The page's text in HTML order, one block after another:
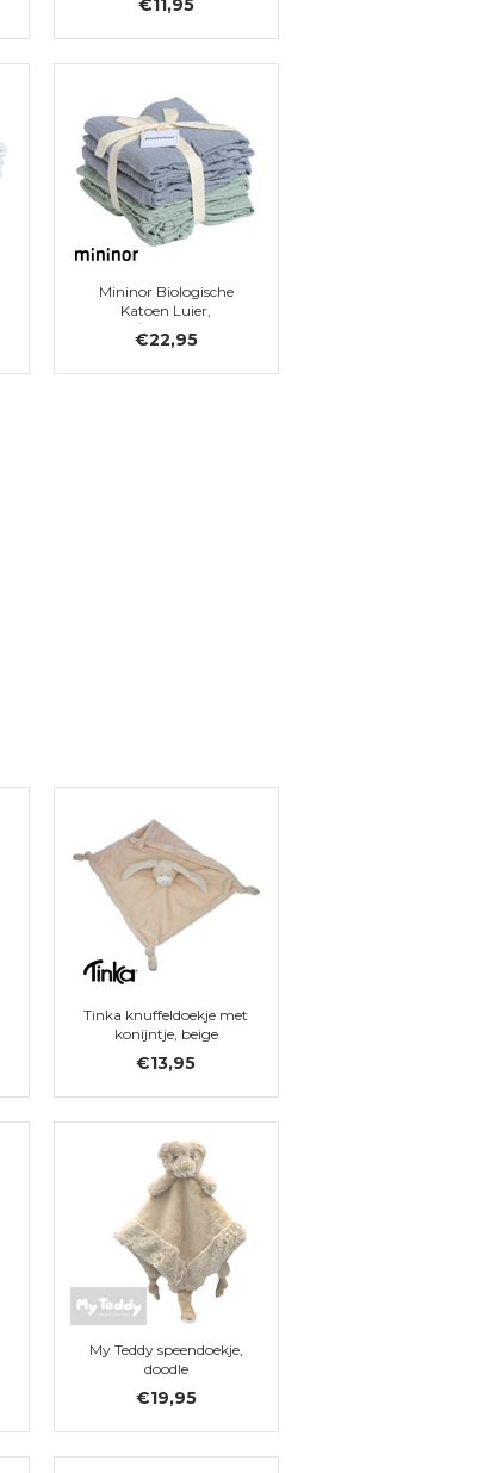
€11,95
Mininor Biologische
Katoen Luier,
Grijs/Groen, 6 pac
€22,95
Tinka knuffeldoekje met
konijntje, beige
€13,95
My Teddy speendoekje,
doodle
€19,95